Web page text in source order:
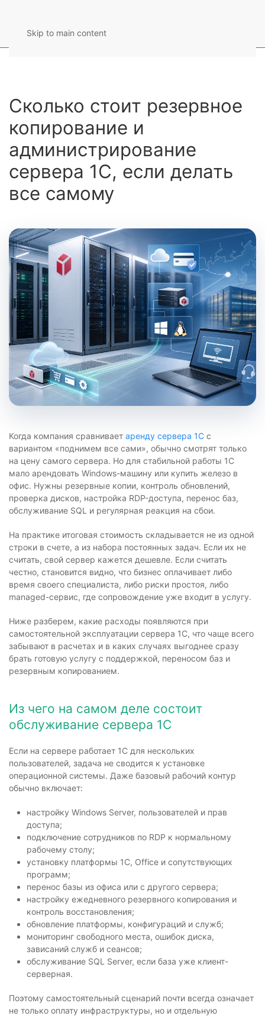
Skip to main content
Сколько стоит резервное
копирование и
администрирование
сервера 1С, если делать
все самому
Когда компания сравнивает аренду сервера 1С с
вариантом «поднимем все сами», обычно смотрят только
на цену самого сервера. Но для стабильной работы 1С
мало арендовать Windows-машину или купить железо в
офис. Нужны резервные копии, контроль обновлений,
проверка дисков, настройка RDP-доступа, перенос баз,
обслуживание SQL и регулярная реакция на сбои.
На практике итоговая стоимость складывается не из одной
строки в счете, а из набора постоянных задач. Если их не
считать, свой сервер кажется дешевле. Если считать
честно, становится видно, что бизнес оплачивает либо
время своего специалиста, либо риски простоя, либо
managed-сервис, где сопровождение уже входит в услугу.
Ниже разберем, какие расходы появляются при
самостоятельной эксплуатации сервера 1С, что чаще всего
забывают в расчетах и в каких случаях выгоднее сразу
брать готовую услугу с поддержкой, переносом баз и
резервным копированием.
Из чего на самом деле состоит
обслуживание сервера 1С
Если на сервере работает 1С для нескольких
пользователей, задача не сводится к установке
операционной системы. Даже базовый рабочий контур
обычно включает:
настройку Windows Server, пользователей и прав
доступа;
подключение сотрудников по RDP к нормальному
рабочему столу;
установку платформы 1С, Office и сопутствующих
программ;
перенос базы из офиса или с другого сервера;
настройку ежедневного резервного копирования и
контроль восстановления;
обновление платформы, конфигураций и служб;
мониторинг свободного места, ошибок диска,
зависаний служб и сеансов;
обслуживание SQL Server, если база уже клиент-
серверная.
Поэтому самостоятельный сценарий почти всегда означает
не только оплату инфраструктуры, но и отдельную